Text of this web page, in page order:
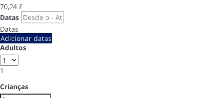
70,24 £
Datas
Datas
Adicionar datas
Adultos
1
Crianças